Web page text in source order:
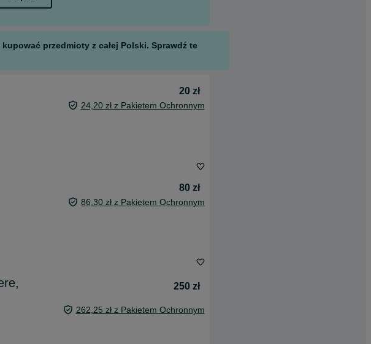
przedmioty z całej Polski. Sprawdź te
20 zł
24,20 zł z Pakietem Ochronnym
80 zł
86,30 zł z Pakietem Ochronnym
250 zł
262,25 zł z Pakietem Ochronnym